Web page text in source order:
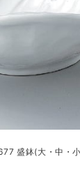
盛鉢(大・中・